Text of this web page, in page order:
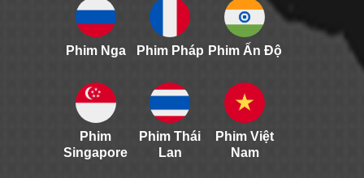
Phim Nga Phim Pháp Phim Ấn Độ
Phim
Singapore
Phim Thái
Lan
Phim Việt
Nam